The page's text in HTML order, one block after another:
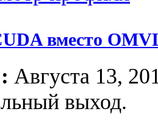
вместо
Августа 13,
выход.